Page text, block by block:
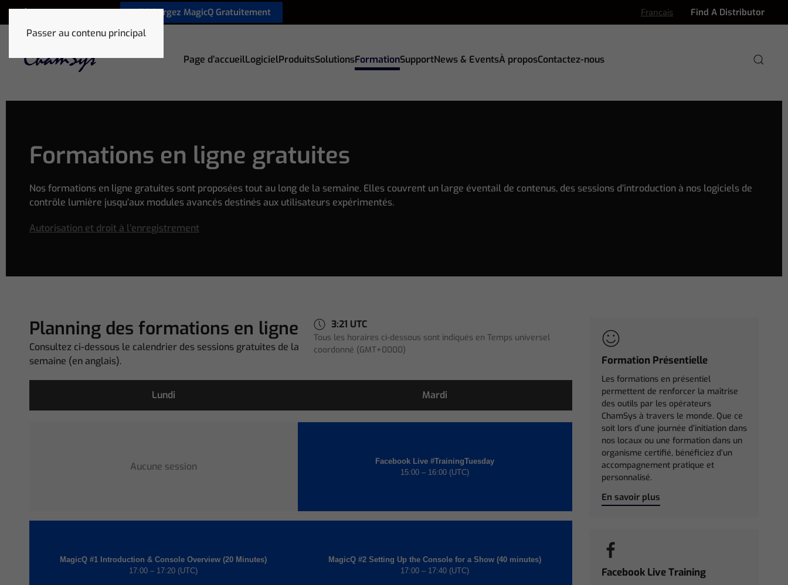
Passer au contenu principal
+33 1 78 85 33 59 Téléchargez MagicQ Gratuitement Francais Find A Distributor
Page d’accueilLogicielProduitsSolutionsFormationSupportNews & EventsÀ proposContactez-nous
Formations en ligne gratuites
Nos formations en ligne gratuites sont proposées tout au long de la semaine. Elles couvrent un large éventail de contenus, des sessions d’introduction à nos logiciels de
contrôle lumière jusqu’aux modules avancés destinés aux utilisateurs expérimentés.
Autorisation et droit à l’enregistrement
Planning des formations en ligne
Consultez ci-dessous le calendrier des sessions gratuites de la
semaine (en anglais).
3:21 UTC
Tous les horaires ci-dessous sont indiqués enTemps universel
coordonné (GMT+0000)
Lundi
Aucune session
MagicQ #1 Introduction & Console Overview (20 Minutes)
17:00 – 17:20 (UTC)
Mardi
Facebook Live #TrainingTuesday
15:00 – 16:00 (UTC)
MagicQ #2 Setting Up the Console for a Show (40 minutes)
17:00 – 17:40 (UTC)
Formation Présentielle
Les formations en présentiel
permettent de renforcer la maîtrise
des outils par les opérateurs
ChamSys à travers le monde. Que ce
soit lors d’une journée d’initiation dans
nos locaux ou une formation dans un
organisme certifié, bénéficiez d’un
accompagnement pratique et
personnalisé.
En savoir plus
Facebook Live Training